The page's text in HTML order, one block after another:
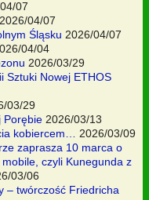
07
2026/04/07
Śląsku 2026/04/07
04/04
2026/03/29
Sztuki Nowej ETHOS
03/29
Porębie 2026/03/13
kobiercem…
2026/03/09
zaprasza 10 marca o
czyli Kunegunda z
03/06
– twórczość Friedricha